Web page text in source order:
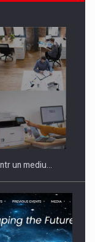
ACADEMIC
un mediu…